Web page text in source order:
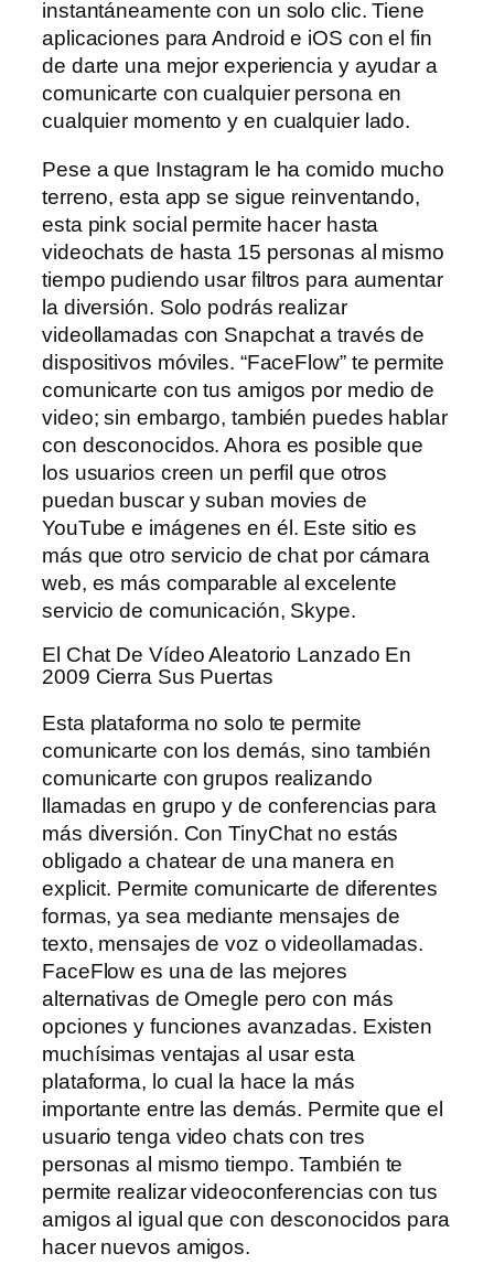
instantáneamente con un solo clic. Tiene
aplicaciones para Android e iOS con el fin
de darte una mejor experiencia y ayudar a
comunicarte con cualquier persona en
cualquier momento y en cualquier lado.
Pese a que Instagram le ha comido mucho
terreno, esta app se sigue reinventando,
esta pink social permite hacer hasta
videochats de hasta 15 personas al mismo
tiempo pudiendo usar filtros para aumentar
la diversión. Solo podrás realizar
videollamadas con Snapchat a través de
dispositivos móviles. “FaceFlow” te permite
comunicarte con tus amigos por medio de
video; sin embargo, también puedes hablar
con desconocidos. Ahora es posible que
los usuarios creen un perfil que otros
puedan buscar y suban movies de
YouTube e imágenes en él. Este sitio es
más que otro servicio de chat por cámara
web, es más comparable al excelente
servicio de comunicación, Skype.
El Chat De Vídeo Aleatorio Lanzado En
2009 Cierra Sus Puertas
Esta plataforma no solo te permite
comunicarte con los demás, sino también
comunicarte con grupos realizando
llamadas en grupo y de conferencias para
más diversión. Con TinyChat no estás
obligado a chatear de una manera en
explicit. Permite comunicarte de diferentes
formas, ya sea mediante mensajes de
texto, mensajes de voz o videollamadas.
FaceFlow es una de las mejores
alternativas de Omegle pero con más
opciones y funciones avanzadas. Existen
muchísimas ventajas al usar esta
plataforma, lo cual la hace la más
importante entre las demás. Permite que el
usuario tenga video chats con tres
personas al mismo tiempo. También te
permite realizar videoconferencias con tus
amigos al igual que con desconocidos para
hacer nuevos amigos.